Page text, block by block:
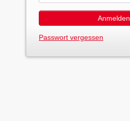
Anmelden
Passwort vergessen